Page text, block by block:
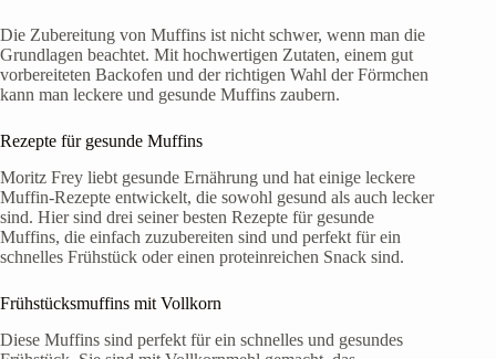
Die Zubereitung von Muffins ist nicht schwer, wenn man die
Grundlagen beachtet. Mit hochwertigen Zutaten, einem gut
vorbereiteten Backofen und der richtigen Wahl der Förmchen
kann man leckere und gesunde Muffins zaubern.
Rezepte für gesunde Muffins
Moritz Frey liebt gesunde Ernährung und hat einige leckere
Muffin-Rezepte entwickelt, die sowohl gesund als auch lecker
sind. Hier sind drei seiner besten Rezepte für gesunde
Muffins, die einfach zuzubereiten sind und perfekt für ein
schnelles Frühstück oder einen proteinreichen Snack sind.
Frühstücksmuffins mit Vollkorn
Diese Muffins sind perfekt für ein schnelles und gesundes